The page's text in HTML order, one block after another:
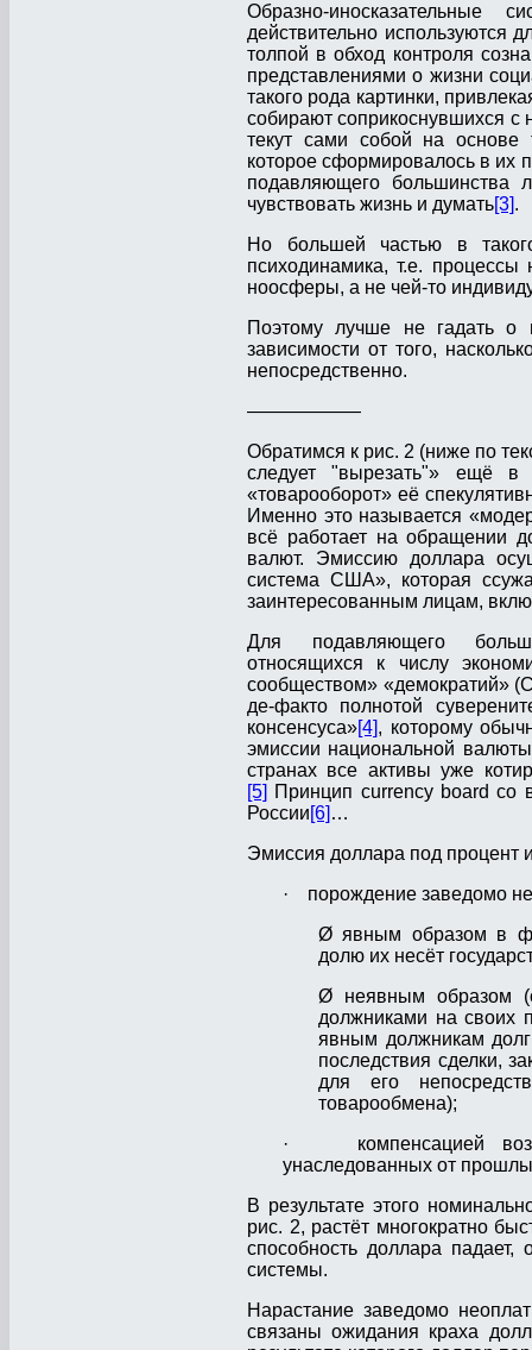
Образно-иносказательные
действительно используются
толпой в обход контроля
представлениями о жизни
такого рода картинки,
собирают соприкоснувшихся с
текут сами собой на основе
которое сформировалось в их
подавляющего большинства
чувствовать жизнь и думать[3].
Но большей частью в
психодинамика, т.е.
ноосферы, а не чей-то
Поэтому лучше не гадать о
зависимости от того,
непосредственно.
——————
Обратимся к рис. 2 (ниже по
следует "вырезать"» ещё в
«товарооборот» её
Именно это называется
всё работает на обращении
валют. Эмиссию доллара
система США», которая
заинтересованным лицам,
Для подавляющего
относящих­ся к числу
сообществом» «де­мократий»
де-факто полнотой
консенсуса»[4], которому
эмиссии национальной
странах все активы уже
[5] Принцип currency board со
России[6] …
Эмиссия доллара под процент
· порождение заведомо
Ø явным образом в
долю их несёт
Ø неявным образом
должниками на своих
явным должникам
последствия сделки,
для его
товарообмена);
· компенсацией
унаследованных от
В результате этого
рис. 2, растёт многократно
способность доллара
системы.
Нарастание заведомо
связаны ожидания краха